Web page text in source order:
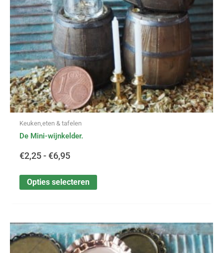
Keuken,eten & tafelen
De Mini-wijnkelder.
€2,25 - €6,95
Opties selecteren
gekozen
worden
op
productpagina
Prijsklasse:
Dit
product
heeft